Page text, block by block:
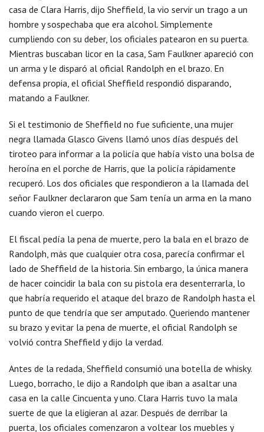
casa de Clara Harris, dijo Sheffield, la vio servir un trago a un
hombre y sospechaba que era alcohol. Simplemente
cumpliendo con su deber, los oficiales patearon en su puerta.
Mientras buscaban licor en la casa, Sam Faulkner apareció con
un arma y le disparó al oficial Randolph en el brazo. En
defensa propia, el oficial Sheffield respondió disparando,
matando a Faulkner.
Si el testimonio de Sheffield no fue suficiente, una mujer
negra llamada Glasco Givens llamó unos días después del
tiroteo para informar a la policía que había visto una bolsa de
heroína en el porche de Harris, que la policía rápidamente
recuperó. Los dos oficiales que respondieron a la llamada del
señor Faulkner declararon que Sam tenía un arma en la mano
cuando vieron el cuerpo.
El fiscal pedía la pena de muerte, pero la bala en el brazo de
Randolph, más que cualquier otra cosa, parecía confirmar el
lado de Sheffield de la historia. Sin embargo, la única manera
de hacer coincidir la bala con su pistola era desenterrarla, lo
que habría requerido el ataque del brazo de Randolph hasta el
punto de que tendría que ser amputado. Queriendo mantener
su brazo y evitar la pena de muerte, el oficial Randolph se
volvió contra Sheffield y dijo la verdad.
Antes de la redada, Sheffield consumió una botella de whisky.
Luego, borracho, le dijo a Randolph que iban a asaltar una
casa en la calle Cincuenta y uno. Clara Harris tuvo la mala
suerte de que la eligieran al azar. Después de derribar la
puerta, los oficiales comenzaron a voltear los muebles y